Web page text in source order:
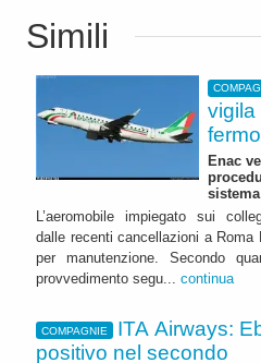
Simili
vigila
Enac
L’aeromobile impiegato sui
dalle recenti cancellazioni a
per manutenzione. Secondo
provvedimento segu... continua
COMPAGNIE
ITA Airways:
positivo nel secondo